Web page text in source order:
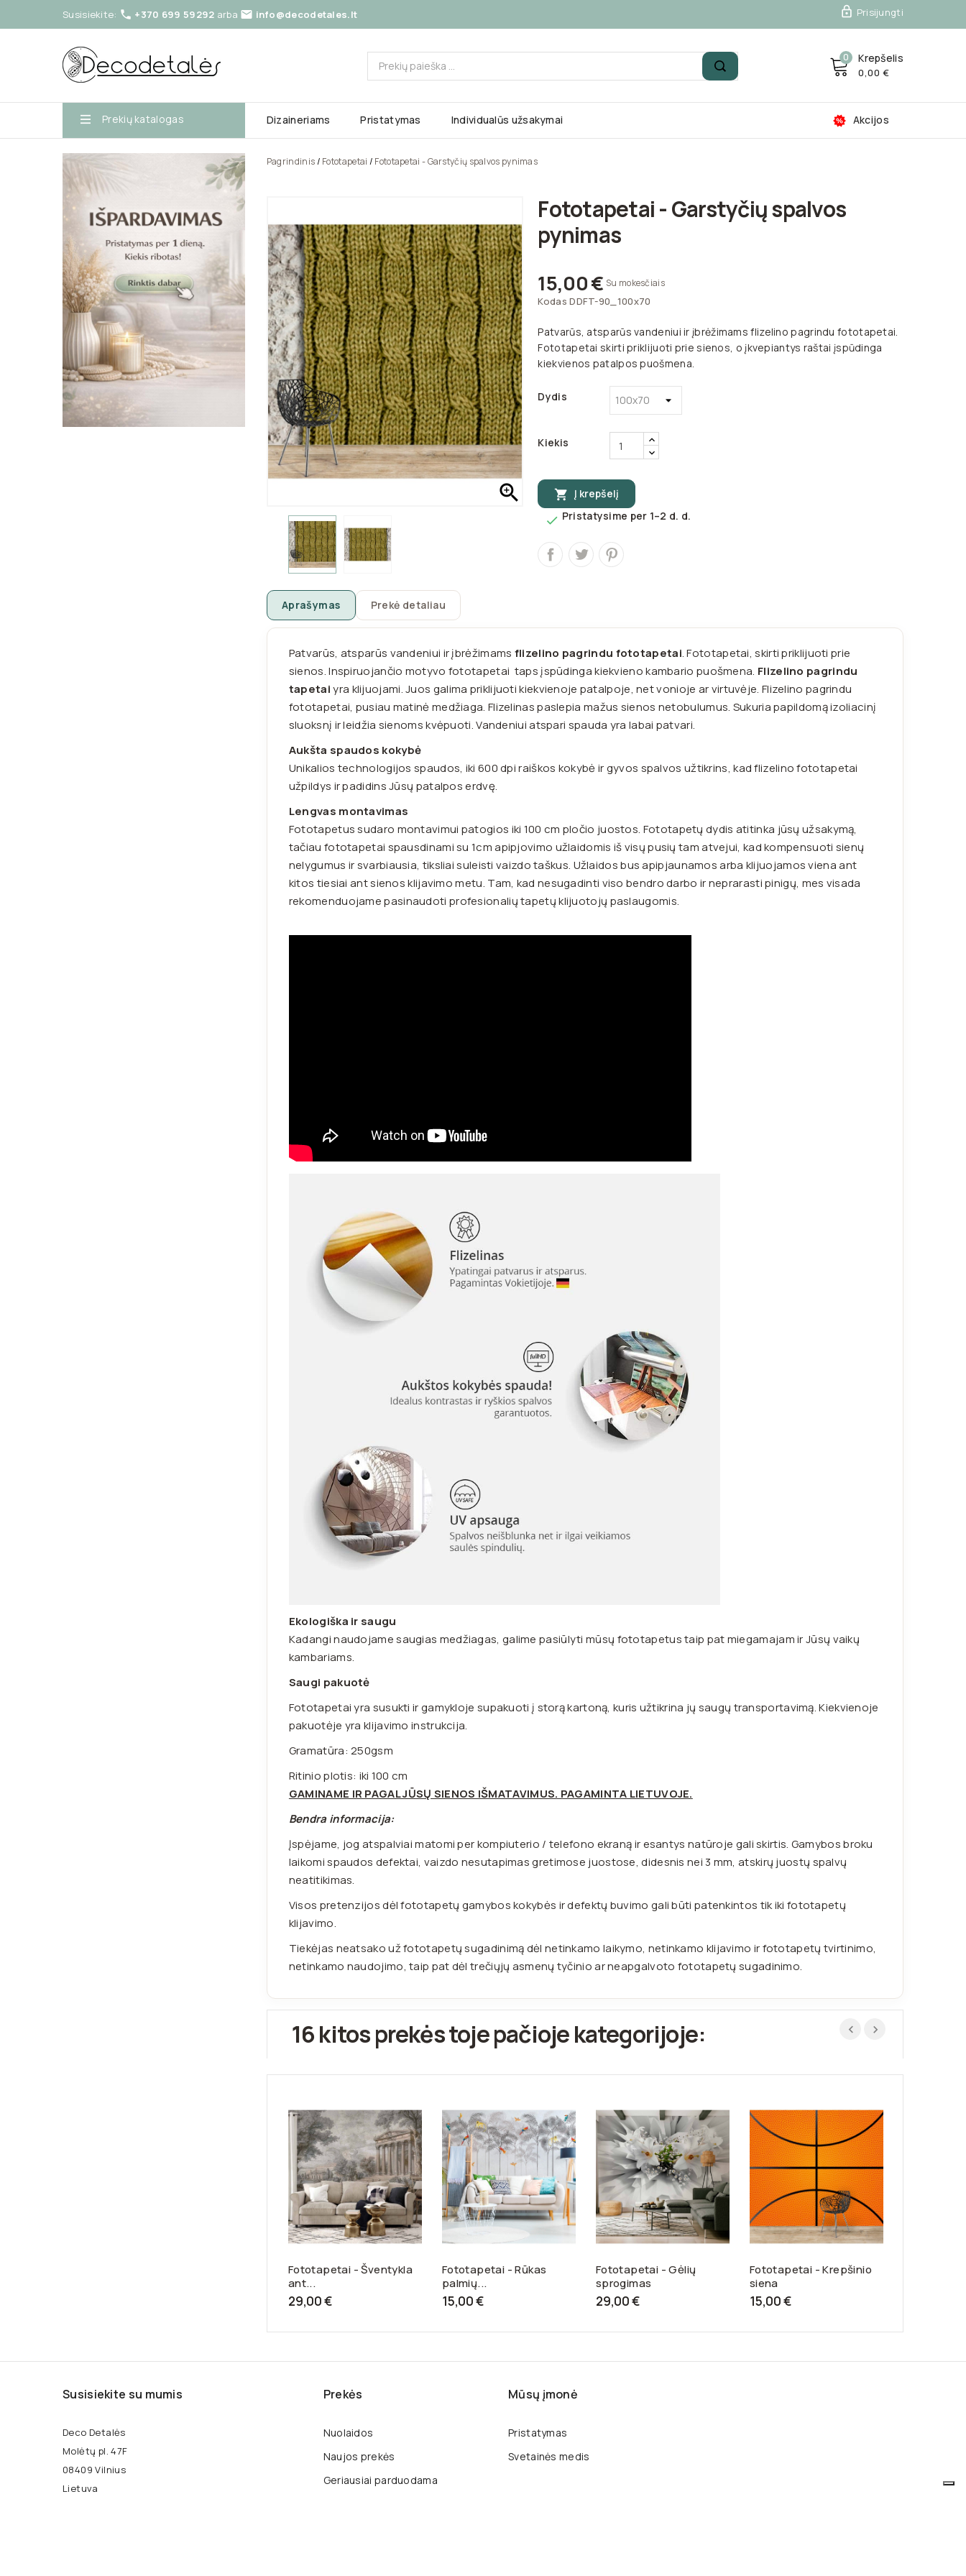
Susisiekite:  +370 699 59292 arba  info@decodetales.lt  Prisijungti
0 Krepšelis
0,00 €
Prekių katalogas Dizaineriams Pristatymas Individualūs užsakymai Akcijos
Pagrindinis Fototapetai Fototapetai - Garstyčių spalvos pynimas

Fototapetai - Garstyčių spalvos
pynimas
15,00 € Su mokesčiais
Kodas DDFT-90_100x70
Patvarūs, atsparūs vandeniui ir įbrėžimams flizelino pagrindu fototapetai.
Fototapetai skirti priklijuoti prie sienos, o įkvepiantys raštai įspūdinga
kiekvienos patalpos puošmena.
Dydis
Kiekis
 Į krepšelį
 Pristatysime per 1–2 d. d.
Aprašymas Prekė detaliau
Patvarūs, atsparūs vandeniui ir įbrėžimams flizelino pagrindu fototapetai. Fototapetai, skirti priklijuoti prie
sienos. Inspiruojančio motyvo fototapetai taps įspūdinga kiekvieno kambario puošmena. Flizelino pagrindu
tapetaiyra klijuojami. Juos galima priklijuoti kiekvienoje patalpoje, net vonioje ar virtuvėje. Flizelino pagrindu
fototapetai, pusiau matinė medžiaga. Flizelinas paslepia mažus sienos netobulumus. Sukuria papildomą izoliacinį
sluoksnį ir leidžia sienoms kvėpuoti. Vandeniui atspari spauda yra labai patvari.
Aukšta spaudos kokybė
Unikalios technologijos spaudos, iki 600 dpi raiškos kokybė ir gyvos spalvos užtikrins, kad flizelino fototapetai
užpildys ir padidins Jūsų patalpos erdvę.
Lengvas montavimas
Fototapetus sudaro montavimui patogios iki 100 cm pločio juostos. Fototapetų dydis atitinka jūsų užsakymą,
tačiau fototapetai spausdinami su 1cm apipjovimo užlaidomis iš visų pusių tam atvejui, kad kompensuoti sienų
nelygumus ir svarbiausia, tiksliai suleisti vaizdo taškus. Užlaidosbus apipjaunamos arba klijuojamos viena ant
kitos tiesiai ant sienos klijavimo metu. Tam, kad nesugadinti viso bendro darbo ir neprarasti pinigų, mes visada
rekomenduojame pasinaudoti profesionalių tapetų klijuotojų paslaugomis.
Ekologiška ir saugu
Kadangi naudojame saugias medžiagas, galime pasiūlyti mūsų fototapetus taip pat miegamajam ir Jūsų vaikų
kambariams.
Saugi pakuotė
Fototapetai yra susukti ir gamykloje supakuoti į storą kartoną, kuris užtikrina jų saugų transportavimą. Kiekvienoje
pakuotėje yra klijavimo instrukcija.
Gramatūra: 250gsm
Ritinio plotis: iki 100 cm
GAMINAME IR PAGAL JŪSŲ SIENOS IŠMATAVIMUS. PAGAMINTA LIETUVOJE.
Bendra informacija:
Įspėjame, jog atspalviai matomi per kompiuterio / telefono ekraną ir esantys natūroje gali skirtis. Gamybos broku
laikomi spaudos defektai, vaizdo nesutapimas gretimose juostose, didesnis nei 3 mm, atskirų juostų spalvų
neatitikimas.
Visos pretenzijos dėl fototapetų gamybos kokybės ir defektų buvimo gali būti patenkintos tik iki fototapetų
klijavimo.
Tiekėjas neatsako už fototapetų sugadinimą dėl netinkamo laikymo, netinkamo klijavimo ir fototapetų tvirtinimo,
netinkamo naudojimo, taip pat dėl trečiųjų asmenų tyčinio ar neapgalvoto fototapetų sugadinimo.
16 kitos prekės toje pačioje kategorijoje:
Fototapetai - Šventykla
ant...
29,00 €
Fototapetai - Rūkas
palmių...
15,00 €
Fototapetai - Gėlių
sprogimas
29,00 €
Fototapetai - Krepšinio
siena
15,00 €
Susisiekite su mumis
Deco Detalės
Molėtų pl. 47F
08409 Vilnius
Lietuva
Prekės
Nuolaidos
Naujos prekės
Geriausiai parduodama
Mūsų įmonė
Pristatymas
Svetainės medis